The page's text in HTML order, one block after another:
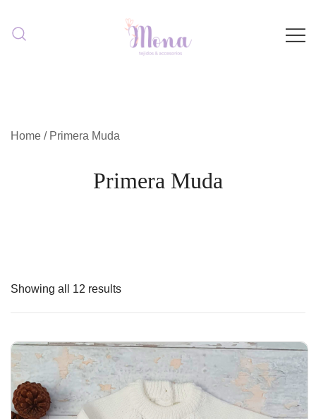
contenido
Home / Primera Muda
Primera Muda
Showing all 12 results